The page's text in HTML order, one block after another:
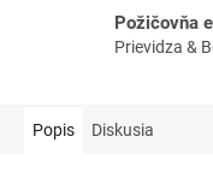
Požičovňa
Prievidza &
Popis Diskusia